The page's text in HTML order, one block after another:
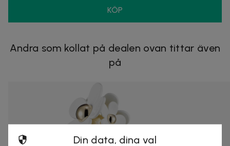
KÖP
Andra som kollat på dealen ovan tittar även
på
Din data, dina val